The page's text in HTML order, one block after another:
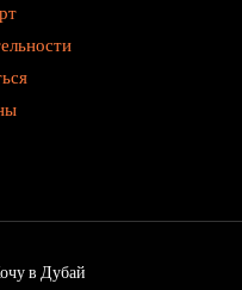
в Дубай